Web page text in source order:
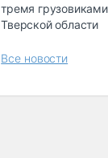
тремя
Тверской области
Все новости